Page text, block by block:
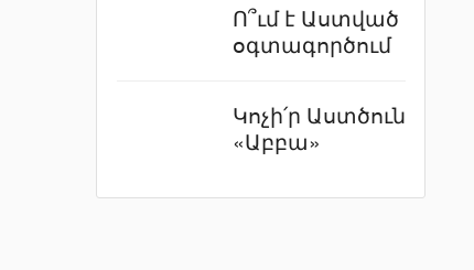
Ո՞ւմ է Աստված
օգտագործում
Կոչի՛ր Աստծուն
«Աբբա»